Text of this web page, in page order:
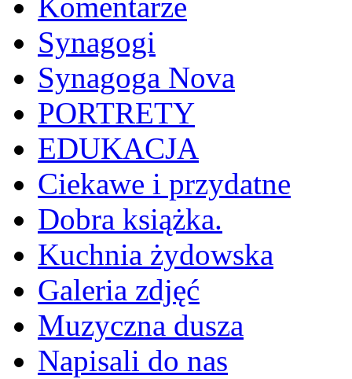
Komentarze
Synagogi
Synagoga Nova
PORTRETY
EDUKACJA
Ciekawe i przydatne
Dobra książka.
Kuchnia żydowska
Galeria zdjęć
Muzyczna dusza
Napisali do nas